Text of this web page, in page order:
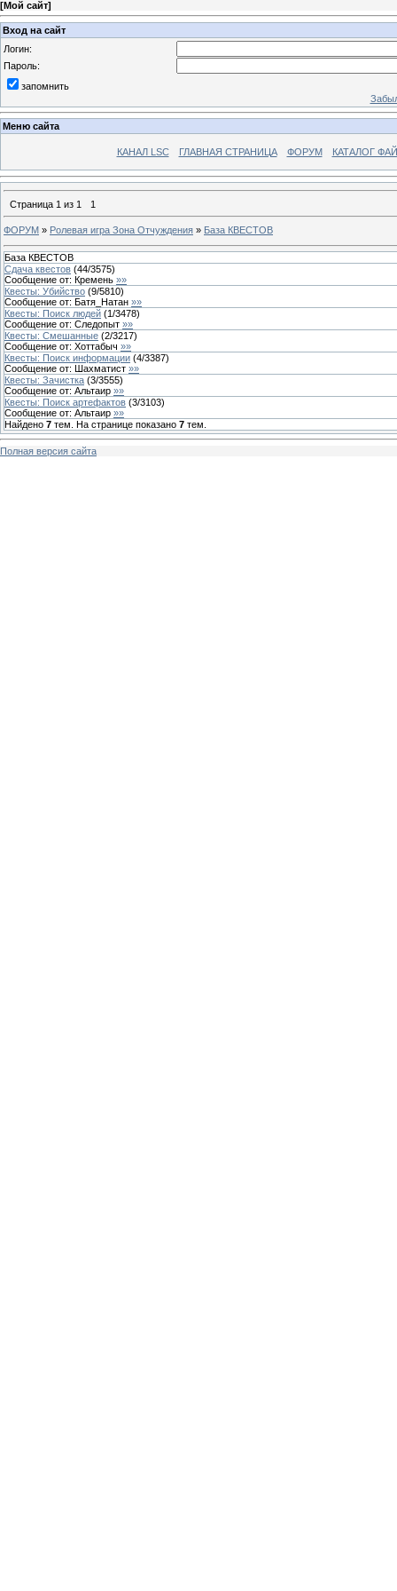
[Мой сайт]
Вход на сайт
Логин:
Пароль:
запомнить
Меню сайта
КАНАЛ LSC ГЛАВНАЯ СТРАНИЦА ФОРУМ КАТАЛОГ
Страница 1 из 1 1
ФОРУМ » Ролевая игра Зона Отчуждения » База КВЕСТОВ
База КВЕСТОВ
Сдача квестов (44/3575)
Сообщение от: Кремень »»
Квесты: Убийство (9/5810)
Сообщение от: Батя_Натан »»
Квесты: Поиск людей (1/3478)
Сообщение от: Следопыт »»
Квесты: Смешанные (2/3217)
Сообщение от: Хоттабыч »»
Квесты: Поиск информации (4/3387)
Сообщение от: Шахматист »»
Квесты: Зачистка (3/3555)
Сообщение от: Альтаир »»
Квесты: Поиск артефактов (3/3103)
Сообщение от: Альтаир »»
Найдено 7 тем. На странице показано 7 тем.
Полная версия сайта